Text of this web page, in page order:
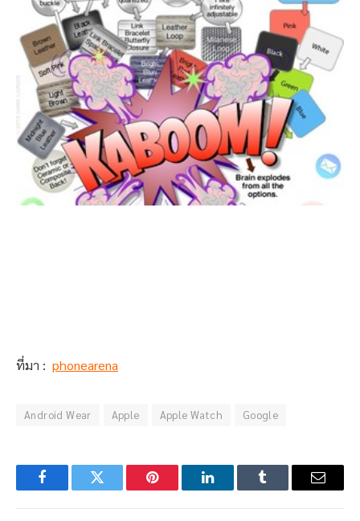
ที่มา : phonearena
Android Wear Apple Apple Watch Google
FacebookTwitter Pinterest LinkedInTumblr Email